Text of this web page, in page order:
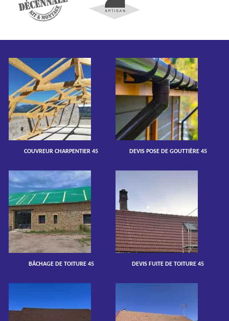
COUVREUR CHARPENTIER 45 DEVIS POSE DE GOUTTIÈRE 45
BÂCHAGE DE TOITURE 45 DEVIS FUITE DE TOITURE 45